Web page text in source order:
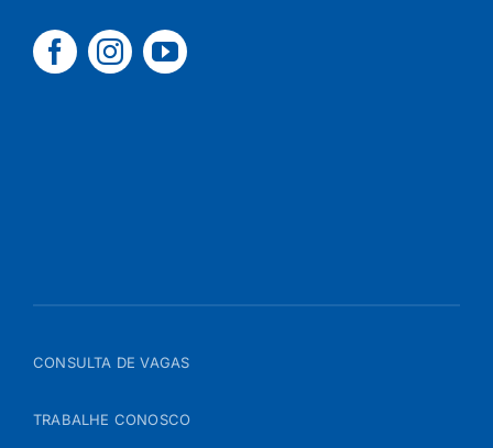
CONSULTA DE VAGAS
TRABALHE CONOSCO